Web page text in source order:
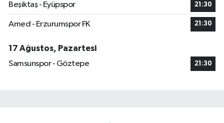
Beşiktaş - Eyüpspor 21:30
Amed - Erzurumspor FK 21:30
17 Ağustos, Pazartesi
Samsunspor - Göztepe
21:30